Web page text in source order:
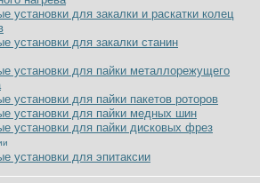
установки для закалки и раскатки колец
установки для закалки станин
установки для пайки металлорежущего
установки для пайки пакетов роторов
установки для пайки медных шин
установки для пайки дисковых фрез
установки для эпитаксии